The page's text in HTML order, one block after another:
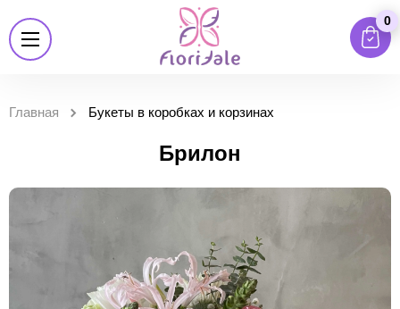
0
Главная Букеты в коробках и корзинах
Брилон